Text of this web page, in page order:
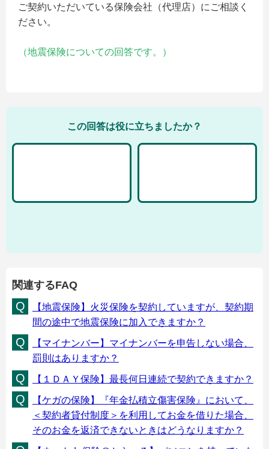
ご契約いただいている保険会社（代理店）にご相談く
ださい。
（地震保険についての回答です。）
この回答は役に立ちましたか？
関連するFAQ
【地震保険】火災保険を契約していますが、契約期
間の途中で地震保険に加入できますか？
【マイナンバー】マイナンバーを申告しない場合、
罰則はありますか？
【１ＤＡＹ保険】最長何日連続で契約できますか？
【ケガの保険】『年金払積立傷害保険』において、
＜契約者貸付制度＞を利用してお金を借りた場合、
そのお金を返済できないときはどうなりますか？